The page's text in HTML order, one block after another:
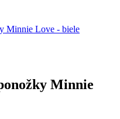
Minnie Love - biele
Minnie